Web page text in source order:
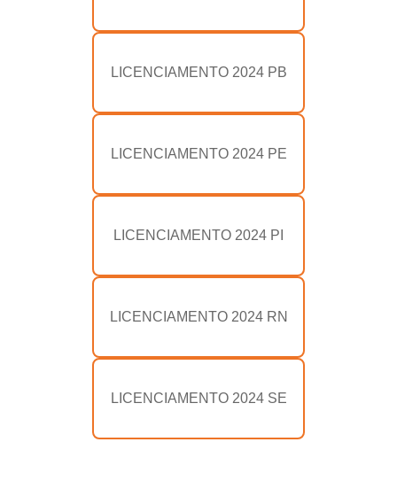
LICENCIAMENTO 2024 PB
LICENCIAMENTO 2024 PE
LICENCIAMENTO 2024 PI
LICENCIAMENTO 2024 RN
LICENCIAMENTO 2024 SE